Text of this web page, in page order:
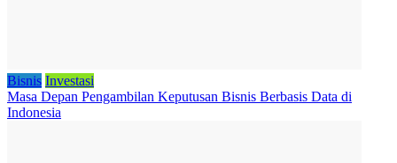
Bisnis Investasi
Masa Depan Pengambilan Keputusan Bisnis Berbasis Data di
Indonesia